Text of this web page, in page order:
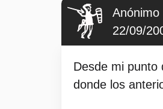
Anónimo
22/09/
Desde mi punto
donde los